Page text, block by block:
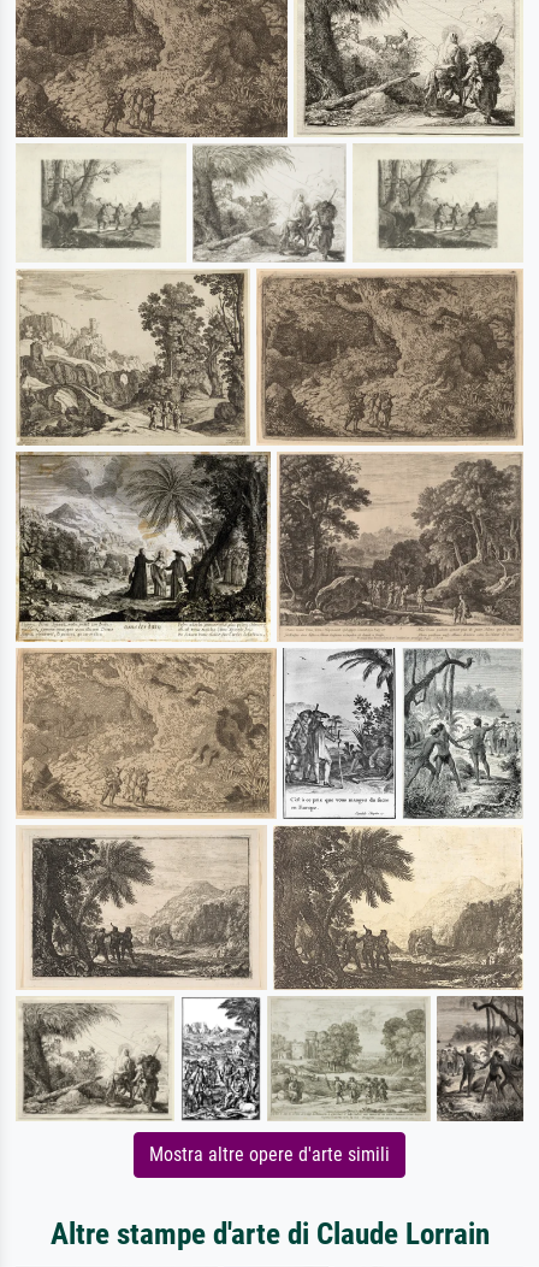
Mostra altre opere d'arte simili
Altre stampe d'arte di Claude Lorrain